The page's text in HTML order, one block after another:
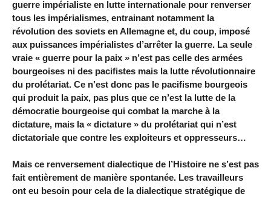
guerre impérialiste en lutte internationale pour renverser
tous les impérialismes, entrainant notamment la
révolution des soviets en Allemagne et, du coup, imposé
aux puissances impérialistes d’arrêter la guerre. La seule
vraie « guerre pour la paix » n’est pas celle des armées
bourgeoises ni des pacifistes mais la lutte révolutionnaire
du prolétariat. Ce n’est donc pas le pacifisme bourgeois
qui produit la paix, pas plus que ce n’est la lutte de la
démocratie bourgeoise qui combat la marche à la
dictature, mais la « dictature » du prolétariat qui n’est
dictatoriale que contre les exploiteurs et oppresseurs…
Mais ce renversement dialectique de l’Histoire ne s’est pas
fait entièrement de manière spontanée. Les travailleurs
ont eu besoin pour cela de la dialectique stratégique de